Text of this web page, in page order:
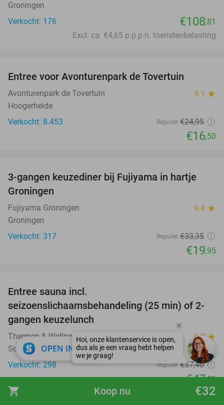
shopping_cart €32
Koop nu
Groningen
Verkocht: 176
€108,81
Excl. ca. €4,65 p.p.p.n. toeristenbelasting
Entree voor Avonturenpark de Tovertuin
Avonturenpark de Tovertuin 9.1 star
Hoogerheide
Verkocht: 8.453
Regulier €24,95
€16,50
40%
3-gangen keuzediner bij Fujiyama in hartje
Groningen
Fujiyama Groningen 9.4 star
Groningen
Verkocht: 317
Regulier €33,35
€19,95
Entree sauna incl.
seizoenslichaamsbehandeling (25 min) of 2-
gangen keuzelunch
Thermen & Wellnesscentrum Anholts 9.8 star
Schoonebeek
Verkocht: 298
Regulier €57,40
€47,50
favorite_border
OPEN IN APP close